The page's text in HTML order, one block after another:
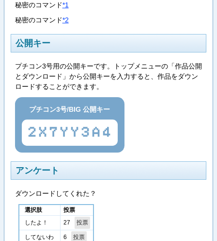
秘密のコマンド*1
秘密のコマンド*2
公開キー
プチコン3号用の公開キーです。トップメニューの「作品公開
とダウンロード」から公開キーを入力すると、作品をダウン
ロードすることができます。
プチコン3号/BIG 公開キー
2X7YY3A4
アンケート
ダウンロードしてくれた？
選択肢 投票
したよ！ 27
してないわ 6